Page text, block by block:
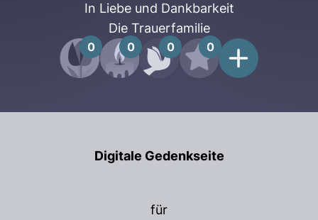
In Liebe und Dankbarkeit
Die Trauerfamilie
0 0 0 0
Digitale Gedenkseite
für